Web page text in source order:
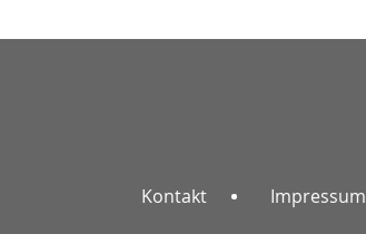
Kontakt Impressum